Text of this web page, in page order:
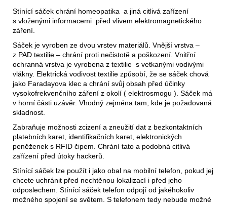
Stínící sáček chrání homeopatika a jiná citlivá zařízení
s vloženými informacemi před vlivem elektromagnetického
záření.
Sáček je vyroben ze dvou vrstev materiálů. Vnější vrstva –
z PAD textilie – chrání proti nečistotě a poškození. Vnitřní
ochranná vrstva je vyrobena z textilie s vetkanými vodivými
vlákny. Elektrická vodivost textilie způsobí, že se sáček chová
jako Faradayova klec a chrání svůj obsah před účinky
vysokofrekvenčního záření z okolí ( elektrosmogu ). Sáček má
v horní části uzávěr. Vhodný zejména tam, kde je požadovaná
skladnost.
Zabraňuje možnosti zcizení a zneužití dat z bezkontaktních
platebních karet, identifikačních karet, elektronických
peněženek s RFID čipem. Chrání tato a podobná citlivá
zařízení před útoky hackerů.
Stínící sáček lze použít i jako obal na mobilní telefon, pokud jej
chcete uchránit před nechtěnou lokalizací i před jeho
odposlechem. Stínící sáček telefon odpojí od jakéhokoliv
možného spojení se světem. S telefonem tedy nebude možné
BĚŽECKÉ
TRAILOVÉ
BOTY
BLUE
1
603
Kč
Původně:
2
290
Kč